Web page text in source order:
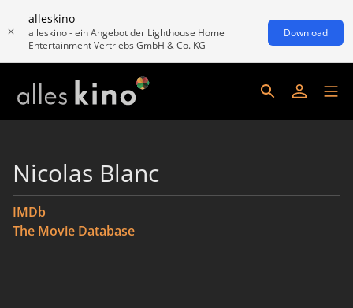
alleskino
alleskino - ein Angebot der Lighthouse Home
Entertainment Vertriebs GmbH & Co. KG
Download
Nicolas Blanc
IMDb
The Movie Database